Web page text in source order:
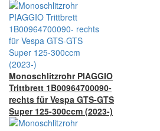
Monoschlitzrohr PIAGGIO
Trittbrett 1B00964700090-
rechts für Vespa GTS-GTS
Super 125-300ccm (2023-)